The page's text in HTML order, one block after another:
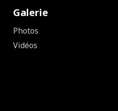
Galerie
Photos
Vidéos